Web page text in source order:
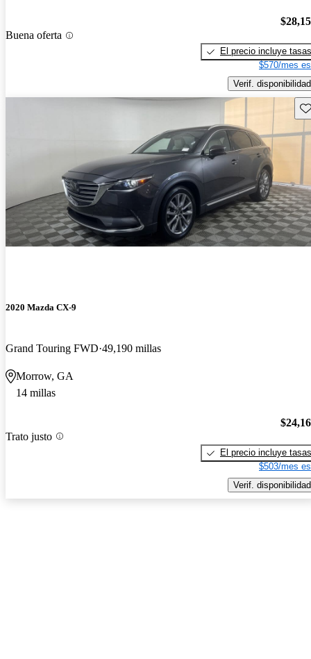
Buena oferta
El precio incluye tasas
$570/mes
Verif. disponibilidad
2020 Mazda CX-9
Grand Touring FWD 49,190 millas
Morrow, GA
14 millas
Trato justo
El precio incluye tasas
$503/mes
Verif. disponibilidad